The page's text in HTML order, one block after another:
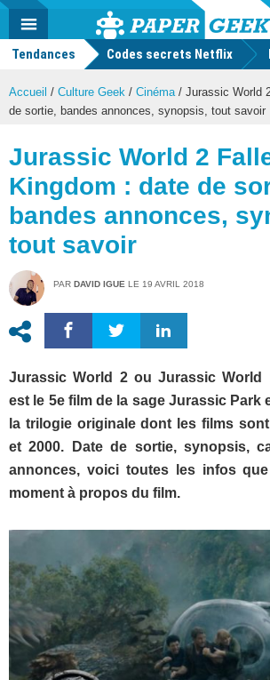
Actu
geek
MENU
Tendances Codes secrets Netflix
Accueil / Culture Geek / Cinéma / Jurassic World
de sortie, bandes annonces, synopsis, tout savoir
Jurassic World 2
Kingdom : date de
bandes annonces,
tout savoir
PAR DAVID IGUE LE 19 AVRIL 2018
Jurassic World 2 ou Jurassic World
est le 5e film de la sage Jurassic Park
la trilogie originale dont les films
et 2000. Date de sortie, synopsis,
annonces, voici toutes les infos
moment à propos du film.
Mode
FacebookTwitter Youtube